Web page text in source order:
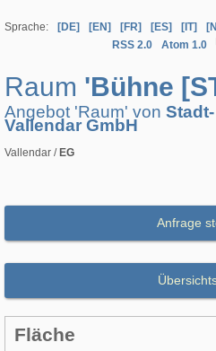
Sprache: [DE] [EN] [FR] [ES] [IT]
RSS 2.0
Atom 1.0
Raum 'Bühne
Angebot 'Raum' von
Vallendar GmbH
Vallendar / EG
Anfrage
Fläche